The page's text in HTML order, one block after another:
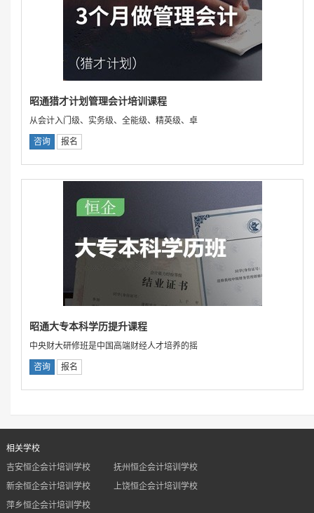
昭通猎才计划管理会计培训课程
从会计入门级、实务级、全能级、精英级、卓
咨询 报名
昭通大专本科学历提升课程
中央财大研修班是中国高端财经人才培养的摇
咨询 报名
相关学校
吉安恒企会计培训学校
抚州恒企会计培训学校
新余恒企会计培训学校
上饶恒企会计培训学校
萍乡恒企会计培训学校